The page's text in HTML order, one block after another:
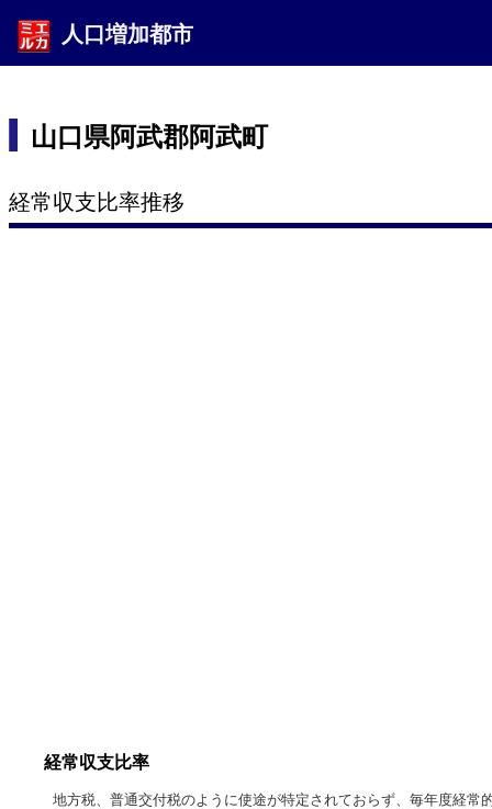
人口増加都市
山口県阿武郡阿武町
経常収支比率推移
経常収支比率
地方税、普通交付税のように使途が特定されておらず、毎年度経